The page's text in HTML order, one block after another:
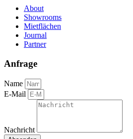
About
Showrooms
Mietflächen
Journal
Partner
Anfrage
Name
E-Mail
Nachricht